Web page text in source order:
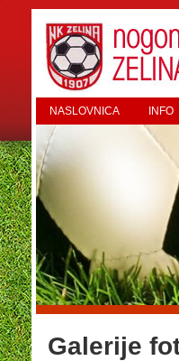
NASLOVNICA INFO
Galerije